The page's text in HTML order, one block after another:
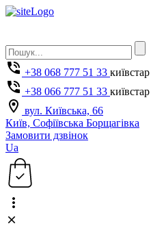
+38 068 777 51 33 київстар
+38 066 777 51 33 київстар
вул. Київська, 66
Київ, Софіївська Борщагівка
Замовити дзвінок
Ua